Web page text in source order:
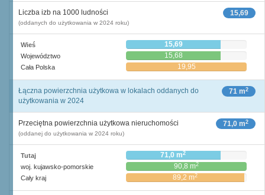
15,69
Liczba izb na 1000 ludności
(oddanych do użytkowania w 2024 roku)
Wieś 15,69
Województwo 15,68
Cała Polska 19,95
71 m2
Łączna powierzchnia użytkowa w lokalach oddanych do
użytkowania w 2024
71,0 m2
Przeciętna powierzchnia użytkowa nieruchomości
(oddanej do użytkowania w 2024 roku)
Tutaj 71,0 m2
woj. kujawsko-pomorskie 90,8 m2
Cały kraj 89,2 m2